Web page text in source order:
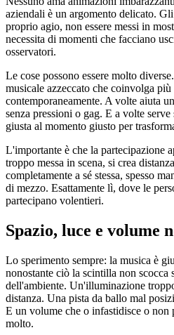
aziendali è un argomento delicato.
proprio agio, non essere messi in
necessita di momenti che facciano
osservatori.
Le cose possono essere molto
musicale azzeccato che coinvolga più
contemporaneamente. A volte aiuta
senza pressioni o gag. E a volte
giusta al momento giusto per
L'importante è che la partecipazione
troppo messa in scena, si crea
completamente a sé stessa, spesso
di mezzo. Esattamente lì, dove le
partecipano volentieri.
Spazio, luce e volume
Lo sperimento sempre: la musica è
nonostante ciò la scintilla non scocca
dell'ambiente. Un'illuminazione
distanza. Una pista da ballo mal
E un volume che o infastidisce o non
molto.